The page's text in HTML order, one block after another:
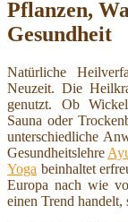
Pflanzen,
Gesundheit
Natürliche
Neuzeit. Die
genutzt. Ob
Sauna oder
unterschiedliche
Gesundheitslehre
Yoga beinhaltet
Europa nach wie
einen Trend